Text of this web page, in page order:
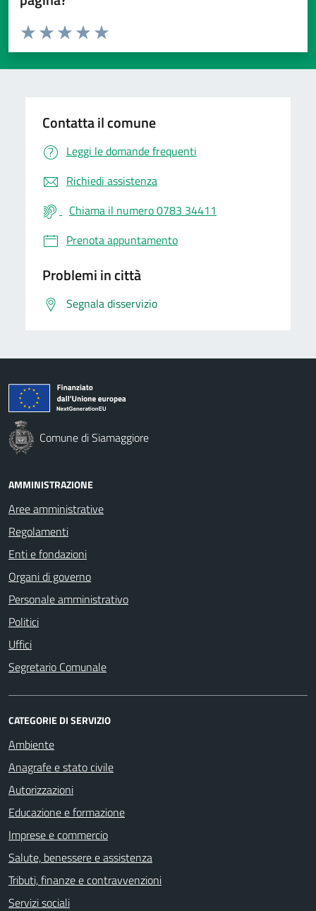
Valuta da 1 a 5 stelle la pagina
Valuta 5 stelle su 5
Valuta 4 stelle su 5
Valuta 3 stelle su 5
Valuta 2 stelle su 5
Valuta 1 stelle su 5
Contatta il comune
Leggi le domande frequenti
Richiedi assistenza
Chiama il numero 0783 34411
Prenota appuntamento
Problemi in città
Segnala disservizio
Comune di Siamaggiore
AMMINISTRAZIONE
Aree amministrative
Regolamenti
Enti e fondazioni
Organi di governo
Personale amministrativo
Politici
Uffici
Segretario Comunale
CATEGORIE DI SERVIZIO
Ambiente
Anagrafe e stato civile
Autorizzazioni
Educazione e formazione
Imprese e commercio
Salute, benessere e assistenza
Tributi, finanze e contravvenzioni
Servizi sociali